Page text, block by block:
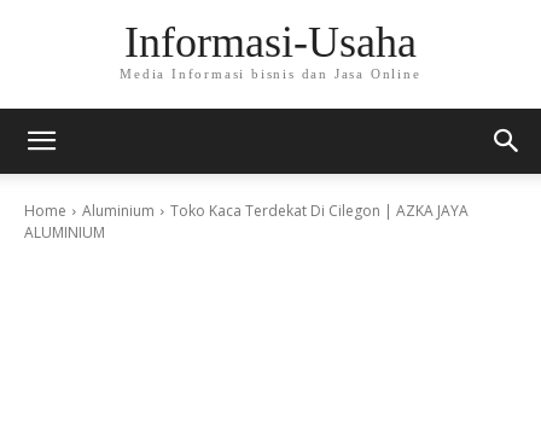
Informasi-Usaha
Media Informasi bisnis dan Jasa Online
Home Aluminium
Toko Kaca Terdekat Di Cilegon | AZKA JAYA
ALUMINIUM